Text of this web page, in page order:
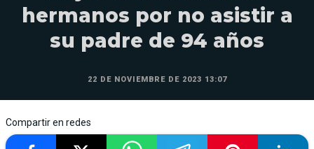
hermanos por no asistir a
su padre de 94 años
22 DE NOVIEMBRE DE 2023 13:07
Compartir en redes